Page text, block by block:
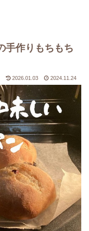
手作りもちもち
2026.01.03 2024.11.24